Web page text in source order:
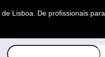
Lisboa. De profissionais para
S